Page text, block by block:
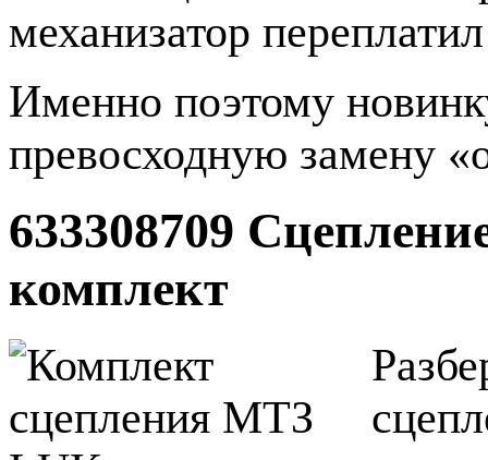
механизатор
Именно поэтому
превосходную замену
633308709
комплект